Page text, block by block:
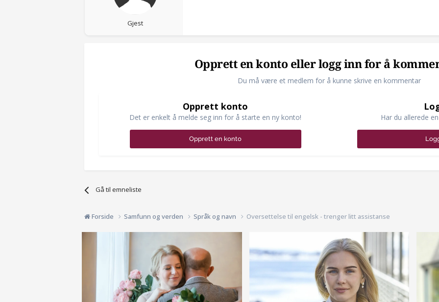
Gjest
Opprett en konto eller logg inn for å
Du må være et medlem for å kunne skrive en kommentar
Opprett konto
Det er enkelt å melde seg inn for å starte en ny konto!
Opprett en konto
Har du allerede
Gå til emneliste
Forside Samfunn og verden Språk og navn Oversettelse til engelsk - trenger litt assistanse